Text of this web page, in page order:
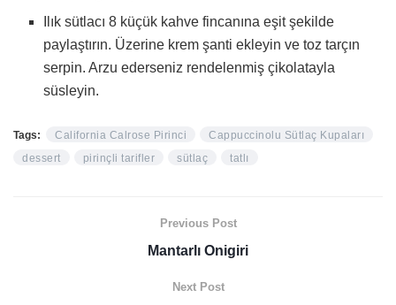
Ilık sütlacı 8 küçük kahve fincanına eşit şekilde
paylaştırın. Üzerine krem şanti ekleyin ve toz tarçın
serpin. Arzu ederseniz rendelenmiş çikolatayla
süsleyin.
Tags: California Calrose Pirinci
Cappuccinolu Sütlaç Kupaları
dessert
pirinçli tarifler sütlaç tatlı
Previous Post
Mantarlı Onigiri
Next Post